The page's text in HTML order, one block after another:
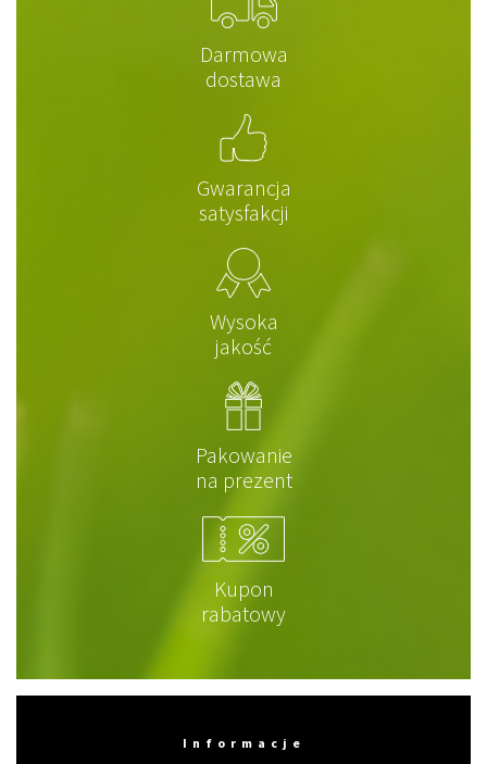
Darmowa
dostawa
Gwarancja
satysfakcji
Wysoka
jakość
Pakowanie
na prezent
Kupon
rabatowy
Informacje